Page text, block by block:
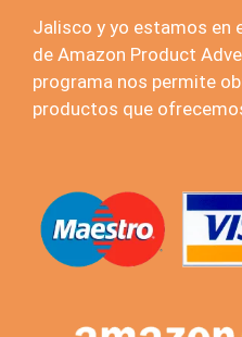
Jalisco y yo estamos en
de Amazon Product
programa nos permite
productos que